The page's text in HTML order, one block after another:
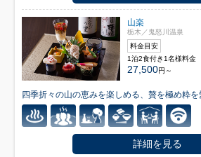
山楽
栃木／鬼怒川温泉
料金目安
1泊2食付き1名様料金
27,500円～
四季折々の山の恵みを楽しめる、贅を極め粋
詳細を見る